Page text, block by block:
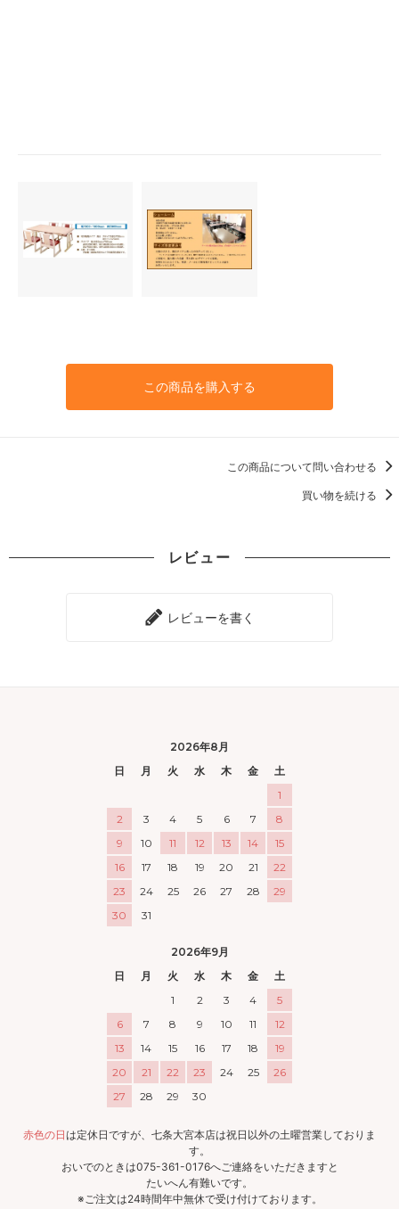
この商品を購入する
この商品について問い合わせる
買い物を続ける
レビュー
レビューを書く
2026年8月
日
月 火 水 木 金
土
1
2
3 4 5 6 7
8
9
10 11 12 13 14
15
16
17 18 19 20 21
22
23
24 25 26 27 28
29
30
31
2026年9月
日
月 火 水 木 金
土
1
2 3 4
5
6
7 8 9 10 11
12
13
14 15 16 17 18
19
20
21 22 23 24 25
26
27
28 29 30
赤色の日は定休日ですが、七条大宮本店は祝日以外の土曜営業しておりま
す。
おいでのときは075-361-0176へご連絡をいただきますと
たいへん有難いです。
※ご注文は24時間年中無休で受け付けております。